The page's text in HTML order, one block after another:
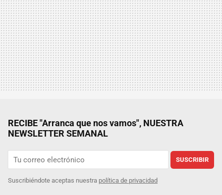
RECIBE "Arranca que nos vamos", NUESTRA
NEWSLETTER SEMANAL
SUSCRIBIR
Suscribiéndote aceptas nuestra política de privacidad